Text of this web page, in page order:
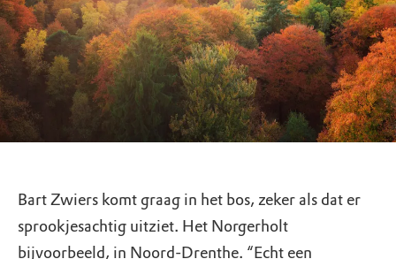
Bart Zwiers komt graag in het bos, zeker als dat er
sprookjesachtig uitziet. Het Norgerholt
bijvoorbeeld, in Noord-Drenthe. “Echt een